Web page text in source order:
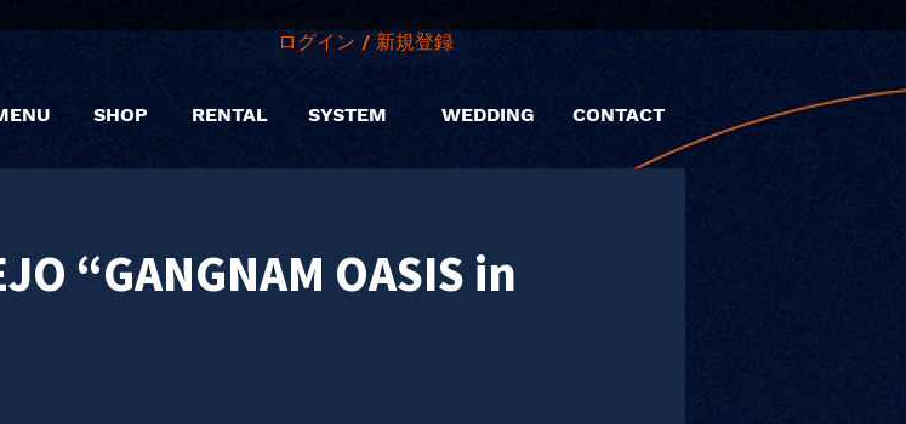
SHOP
ログイン / 新規登録
RENTAL SYSTEM WEDDING CONTACT
“GANGNAM OASIS in